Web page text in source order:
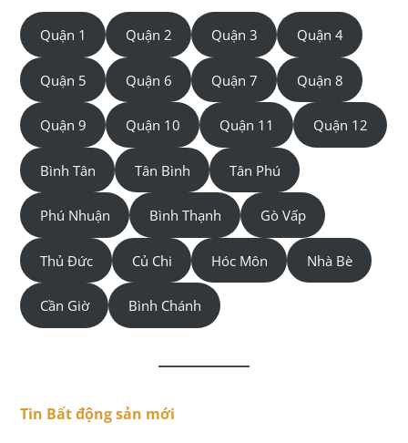
Quận 1 Quận 2 Quận 3 Quận 4
Quận 5 Quận 6 Quận 7 Quận 8
Quận 9 Quận 10 Quận 11 Quận 12
Bình Tân Tân Bình Tân Phú
Phú Nhuận Bình Thạnh Gò Vấp
Thủ Đức Củ Chi Hóc Môn Nhà Bè
Cần Giờ Bình Chánh
Tin Bất động sản mới